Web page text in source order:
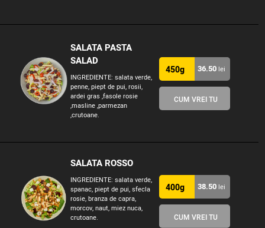
SALATA PASTA
SALAD
INGREDIENTE: salata verde,
penne, piept de pui, rosii,
ardei gras ,fasole rosie
,masline ,parmezan
,crutoane.
450g 36.50 lei
CUM VREI TU
SALATA ROSSO
INGREDIENTE: salata verde,
spanac, piept de pui, sfecla
rosie, branza de capra,
morcov, naut, miez nuca,
crutoane.
400g 38.50 lei
CUM VREI TU